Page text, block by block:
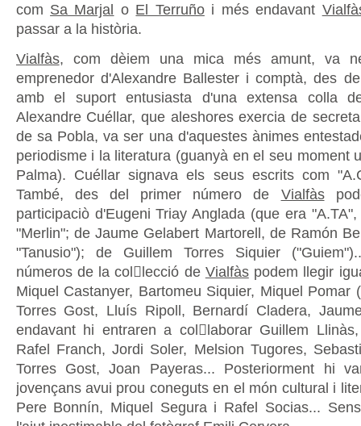
com Sa Marjal o El Terruñoi més endavant
passar a la història.
Vialfàs, com dèiem una mica més amunt, va
emprenedor d'Alexandre Ballester i comptà, des
amb el suport entusiasta d'una extensa colla
Alexandre Cuéllar, que aleshores exercia de
de sa Pobla, va ser una d'aquestes ànimes
periodisme i la literatura (guanyà en el seu moment
Palma). Cuéllar signava els seus escrits com
També, des del primer número de Vialfàs
participaciò d'Eugeni Triay Anglada (que era
"Merlin"; de Jaume Gelabert Martorell, de Ramón
"Tanusio"); de Guillem Torres Siquier
números de la collecció de Vialfàspodem llegir
Miquel Castanyer, Bartomeu Siquier, Miquel Pomar
Torres Gost, Lluís Ripoll, Bernardí Cladera,
endavant hi entraren a collaborar Guillem
Rafel Franch, Jordi Soler, Melsion Tugores,
Torres Gost, Joan Payeras... Posteriorment hi
jovençans avui prou coneguts en el món cultural i
Pere Bonnín, Miquel Segura i Rafel Socias...